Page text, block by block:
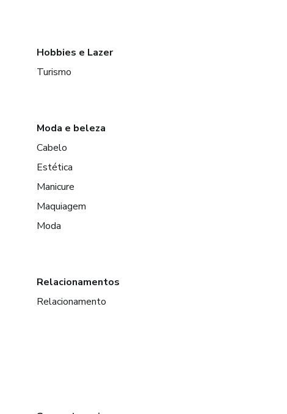
Hobbies e Lazer
Turismo
Moda e beleza
Cabelo
Estética
Manicure
Maquiagem
Moda
Relacionamentos
Relacionamento